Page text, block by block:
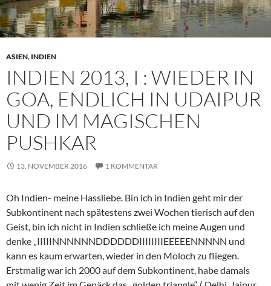
ASIEN, INDIEN
INDIEN 2013, I : WIEDER IN
GOA, ENDLICH IN UDAIPUR
UND IM MAGISCHEN
PUSHKAR
13. NOVEMBER 2016 1 KOMMENTAR
Oh Indien- meine Hassliebe. Bin ich in Indien geht mir der
Subkontinent nach spätestens zwei Wochen tierisch auf den
Geist, bin ich nicht in Indien schließe ich meine Augen und
denke „IIIIINNNNNNDDDDDDIIIIIIIIEEEEENNNNN und
kann es kaum erwarten, wieder in den Moloch zu fliegen.
Erstmalig war ich 2000 auf dem Subkontinent, habe damals